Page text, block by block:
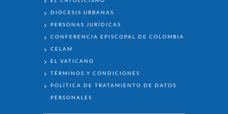
DIÓCESIS URBANAS
PERSONAS JURÍDICAS
CONFERENCIA EPISCOPAL DE COLOMBIA
CELAM
EL VATICANO
TÉRMINOS Y CONDICIONES
POLÍTICA DE TRATAMIENTO DE DATOS
PERSONALES